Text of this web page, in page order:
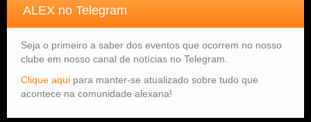
ALEX no Telegram
Seja o primeiro a saber dos eventos que ocorrem no nosso
clube em nosso canal de notícias no Telegram.
Clique aqui para manter-se atualizado sobre tudo que
acontece na comunidade alexana!